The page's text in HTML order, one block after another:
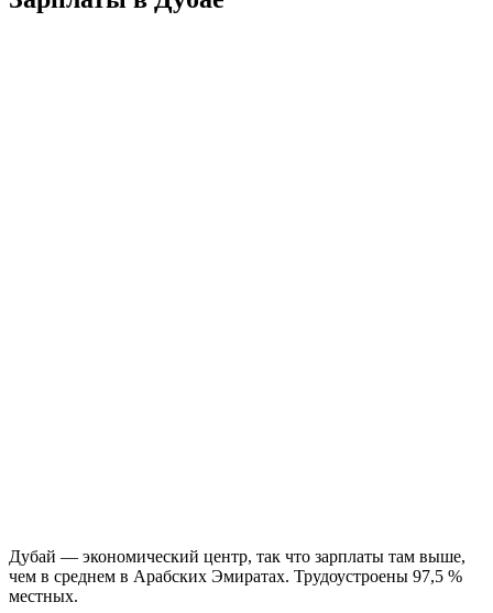
Дубай — экономический центр, так что зарплаты там выше,
чем в среднем в Арабских Эмиратах. Трудоустроены 97,5 %
местных.